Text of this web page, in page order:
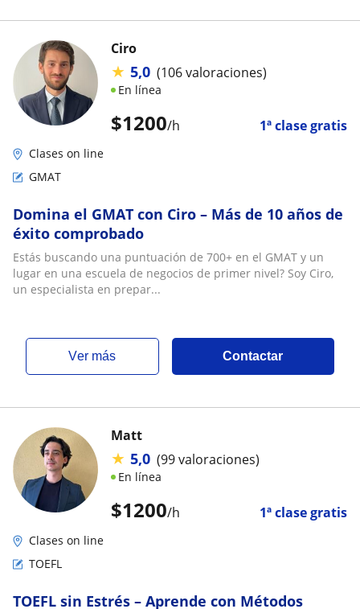
$1200/h 1ª clase gratis
Ciro
★ 5,0 (106 valoraciones)
En línea
Clases on line
GMAT
Domina el GMAT con Ciro – Más de 10 años de
éxito comprobado
Estás buscando una puntuación de 700+ en el GMAT y un
lugar en una escuela de negocios de primer nivel? Soy Ciro,
un especialista en prepar...
ver más Contactar
$1200/h 1ª clase gratis
Matt
★ 5,0 (99 valoraciones)
En línea
Clases on line
TOEFL
TOEFL sin Estrés – Aprende con Métodos